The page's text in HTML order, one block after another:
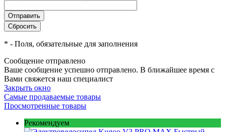
* - Поля, обязательные для заполнения
Сообщение отправлено
Ваше сообщение успешно отправлено. В ближайшее время с
Вами свяжется наш специалист
Закрыть окно
Самые продаваемые товары
Просмотренные товары
Рекомендуем